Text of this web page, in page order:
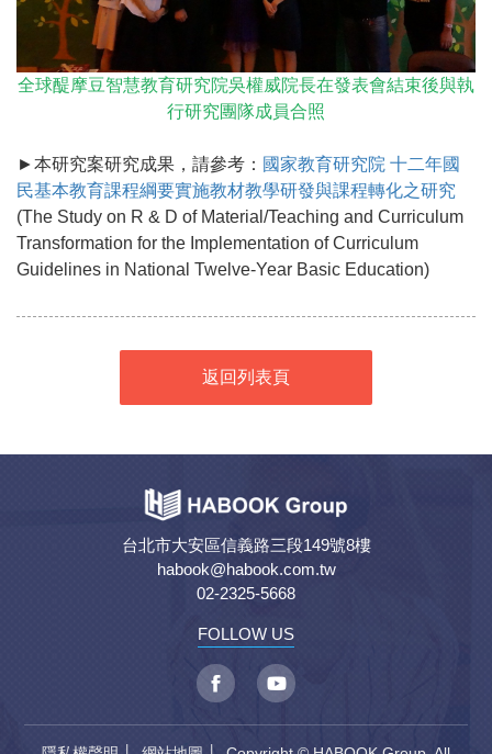
全球醍摩豆智慧教育研究院吳權威院長在發表會結束後與執
行研究團隊成員合照
►本研究案研究成果，請參考： 國家教育研究院 十二年國
民基本教育課程綱要實施教材教學研發與課程轉化之研究
(The Study on R & D of Material/Teaching and Curriculum
Transformation for the Implementation of Curriculum
Guidelines in National Twelve-Year Basic Education)
返回列表頁
台北市大安區信義路三段149號8樓
habook@habook.com.tw
02-2325-5668
FOLLOW US